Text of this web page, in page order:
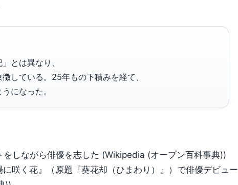
とは異なり、
している。25年もの下積みを経て、
になった。
しながら俳優を志した (Wikipedia (オープン百科事典))
咲く花』（原題『葵花却（ひまわり）』）で俳優デビュー